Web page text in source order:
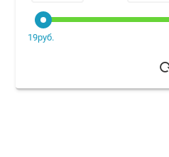
50
5XL
19руб.